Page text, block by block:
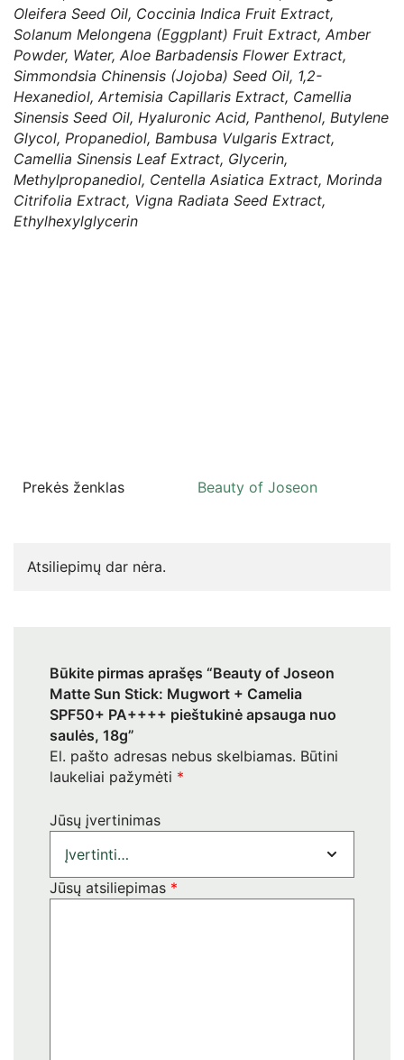
Oleifera Seed Oil, Coccinia Indica Fruit Extract,
Solanum Melongena (Eggplant) Fruit Extract, Amber
Powder, Water, Aloe Barbadensis Flower Extract,
Simmondsia Chinensis (Jojoba) Seed Oil, 1,2-
Hexanediol, Artemisia Capillaris Extract, Camellia
Sinensis Seed Oil, Hyaluronic Acid, Panthenol, Butylene
Glycol, Propanediol, Bambusa Vulgaris Extract,
Camellia Sinensis Leaf Extract, Glycerin,
Methylpropanediol, Centella Asiatica Extract, Morinda
Citrifolia Extract, Vigna Radiata Seed Extract,
Ethylhexylglycerin
Prekės ženklas Beauty of Joseon
Atsiliepimų dar nėra.
Būkite pirmas aprašęs “Beauty of Joseon
Matte Sun Stick: Mugwort + Camelia
SPF50+ PA++++ pieštukinė apsauga nuo
saulės, 18g”
El. pašto adresas nebus skelbiamas. Būtini
laukeliai pažymėti *
Jūsų įvertinimas
Jūsų atsiliepimas *